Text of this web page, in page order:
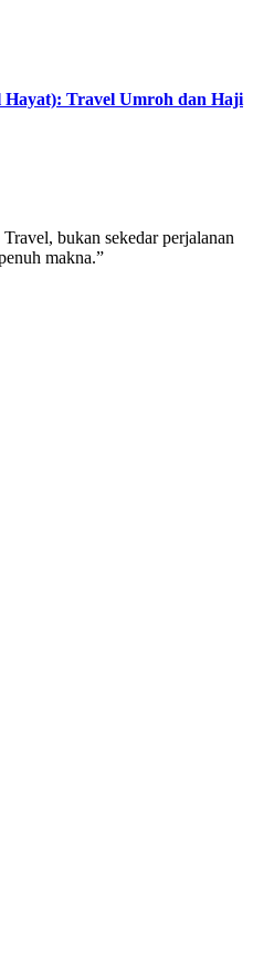
Travel Umroh dan Haji
bukan sekedar perjalanan
makna.”